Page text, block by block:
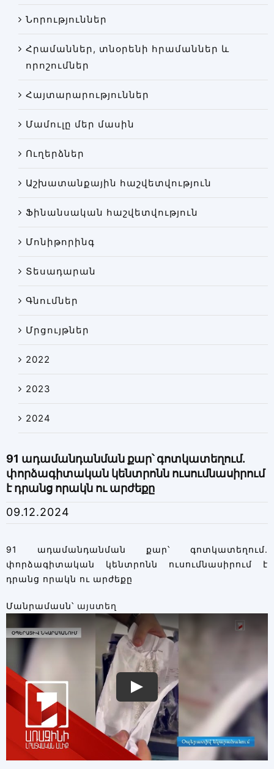
Գրադարան
Նորություններ
Հրամաններ, տնօրենի հրամաններ և
որոշումներ
Հայտարարություններ
Մամուլը մեր մասին
Ուղերձներ
Աշխատանքային հաշվետվություն
Ֆինանսական հաշվետվություն
Մոնիթորինգ
Տեսադարան
Գնումներ
Մրցույթներ
2022
2023
2024
91 ադամանդանման քար՝ գոտկատեղում.
փորձագիտական կենտրոնն ուսումնասիրում
է դրանց որակն ու արժեքը
09.12.2024
91 ադամանդանման քար՝ գոտկատեղում.
փորձագիտական կենտրոնն ուսումնասիրում է
դրանց որակն ու արժեքը
Մանրամասն՝ այստեղ